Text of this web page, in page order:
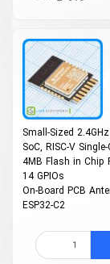
Small-Sized
SoC, RISC-V
4MB Flash in Chip
14 GPIOs
On-Board PCB
ESP32-C2